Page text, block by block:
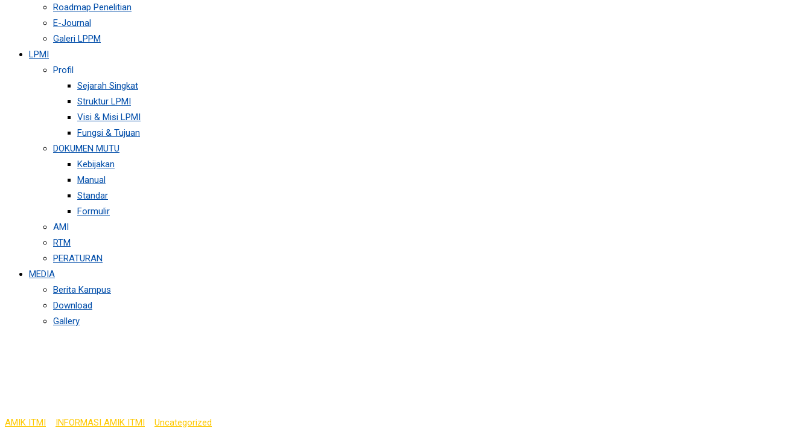
Roadmap Penelitian
E-Journal
Galeri LPPM
LPMI
Profil
Sejarah Singkat
Struktur LPMI
Visi & Misi LPMI
Fungsi & Tujuan
DOKUMEN MUTU
Kebijakan
Manual
Standar
Formulir
AMI
RTM
PERATURAN
MEDIA
Berita Kampus
Download
Gallery
AMIK ITMI INFORMASI AMIK ITMI Uncategorized